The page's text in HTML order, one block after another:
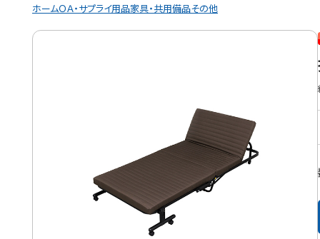
ホームＯＡ・サプライ用品家具・共用備品その他